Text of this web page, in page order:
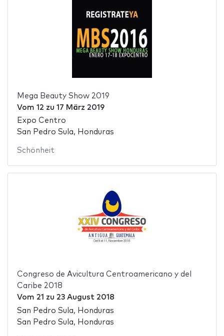
Mega Beauty Show 2019
Vom 12 zu 17 März 2019
Expo Centro
San Pedro Sula, Honduras
Schönheit
Congreso de Avicultura Centroamericano y del
Caribe 2018
Vom 21 zu 23 August 2018
San Pedro Sula, Honduras
San Pedro Sula, Honduras